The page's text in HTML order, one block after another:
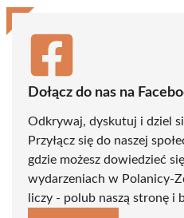
Dołącz do nas na
Odkrywaj, dyskutuj i dziel
Przyłącz się do naszej
gdzie możesz dowiedzieć
wydarzeniach w Polanicy-
liczy - polub naszą stronę i